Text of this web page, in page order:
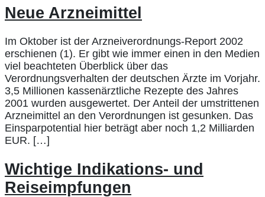
Neue Arzneimittel
Im Oktober ist der Arzneiverordnungs-Report 2002
erschienen (1). Er gibt wie immer einen in den Medien
viel beachteten Überblick über das
Verordnungsverhalten der deutschen Ärzte im Vorjahr.
3,5 Millionen kassenärztliche Rezepte des Jahres
2001 wurden ausgewertet. Der Anteil der umstrittenen
Arzneimittel an den Verordnungen ist gesunken. Das
Einsparpotential hier beträgt aber noch 1,2 Milliarden
EUR. […]
Wichtige Indikations- und
Reiseimpfungen